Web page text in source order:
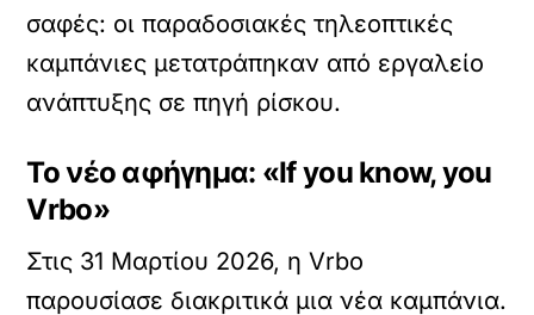
σαφές: οι παραδοσιακές τηλεοπτικές
καμπάνιες μετατράπηκαν από εργαλείο
ανάπτυξης σε πηγή ρίσκου.
Το νέο αφήγημα: «If you know, you
Vrbo»
Στις 31 Μαρτίου 2026, η Vrbo
παρουσίασε διακριτικά μια νέα καμπάνια.